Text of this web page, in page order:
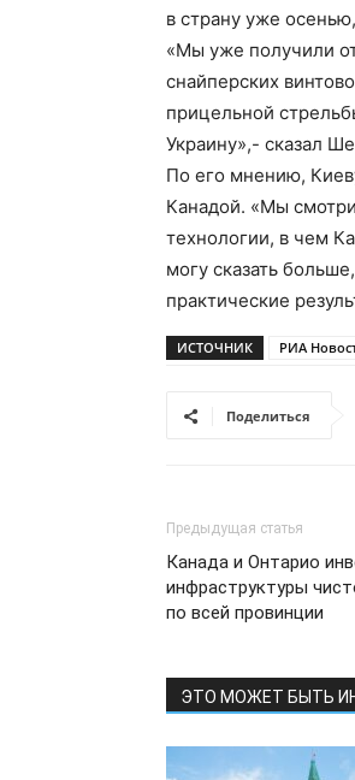
в страну уже
«Мы уже получили
снайперских
прицельной
Украину»,- сказал
По его мнению,
Канадой. «Мы
технологии, в чем
могу сказать
практические
ИСТОЧНИК РИА
Поделиться
Предыдущая статья
Канада и Онтарио
инфраструктуры
по всей провинции
ЭТО МОЖЕТ БЫТЬ